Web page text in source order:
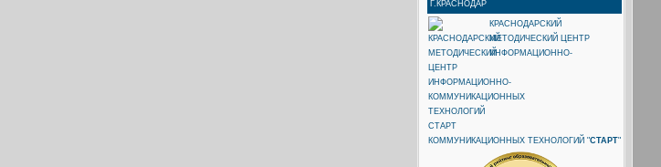
КРАСНОДАРСКИЙ
МЕТОДИЧЕСКИЙ ЦЕНТР
ИНФОРМАЦИОННО-
КОММУНИКАЦИОННЫХ ТЕХНОЛОГИЙ "СТАРТ"